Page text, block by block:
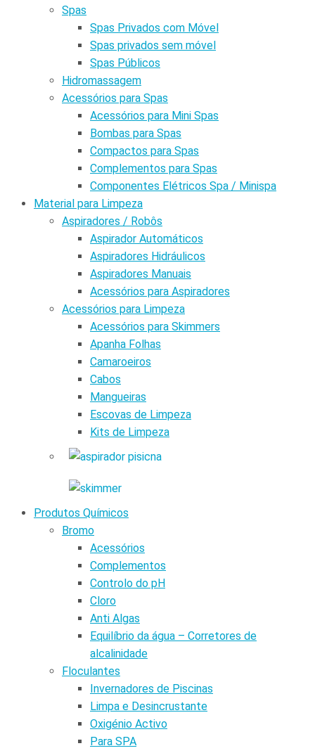
Spas
Spas Privados com Móvel
Spas privados sem móvel
Spas Públicos
Hidromassagem
Acessórios para Spas
Acessórios para Mini Spas
Bombas para Spas
Compactos para Spas
Complementos para Spas
Componentes Elétricos Spa / Minispa
Material para Limpeza
Aspiradores / Robôs
Aspirador Automáticos
Aspiradores Hidráulicos
Aspiradores Manuais
Acessórios para Aspiradores
Acessórios para Limpeza
Acessórios para Skimmers
Apanha Folhas
Camaroeiros
Cabos
Mangueiras
Escovas de Limpeza
Kits de Limpeza
Produtos Químicos
Bromo
Acessórios
Complementos
Controlo do pH
Cloro
Anti Algas
Equilíbrio da água – Corretores de
alcalinidade
Floculantes
Invernadores de Piscinas
Limpa e Desincrustante
Oxigénio Activo
Para SPA